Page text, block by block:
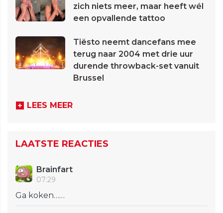
zich niets meer, maar heeft wél
een opvallende tattoo
Tiësto neemt dancefans mee
terug naar 2004 met drie uur
durende throwback-set vanuit
Brussel
LEES MEER
LAATSTE REACTIES
Brainfart
07:29
Ga koken……